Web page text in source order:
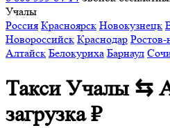
Учалы
Россия Красноярск Новокузнецк
Новороссийск Краснодар
Алтайск Белокуриха Барнаул
Такси Учалы ⇆
загрузка₽